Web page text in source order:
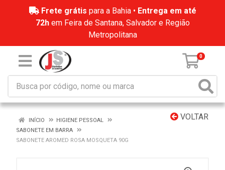
Frete grátis para a Bahia • Entrega em até
72hem Feira de Santana, Salvador e Região
Metropolitana
0
VOLTAR
INÍCIO
HIGIENE PESSOAL
SABONETE EM BARRA
SABONETE AROMED ROSA MOSQUETA 90G